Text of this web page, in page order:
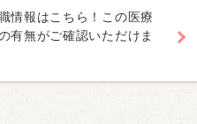
情報はこちら！この医療
有無がご確認いただけま